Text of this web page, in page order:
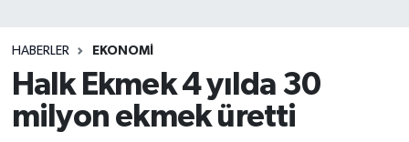
HABERLER EKONOMİ
Halk Ekmek 4 yılda 30
milyon ekmek üretti